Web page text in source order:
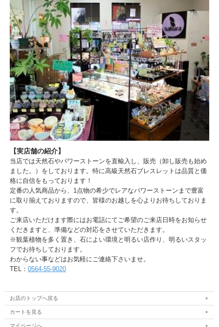
【実店舗の紹介】
当店では天然石やパワーストーンを直輸入し、販売（卸し販売も始め
ました。）をしております。特に高級天然石ブレスレットは品質と価
格に自信をもっております！
定番の人気商品から、1点物の希少でレアなパワーストーンまで豊富
に取り揃えておりますので、皆様のお越しを心よりお待ちしておりま
す。
ご来店いただけます際にはお電話にてご希望のご来店日時をお知らせ
くだきますと、準備などの対応をさせていただきます。
※観葉植物を多く置き、石によい環境と明るい店作り、明るいスタッ
フでお待ちしております。
わからない事などはお気軽にご連絡下さいませ。
TEL： 0564-55-9020
お店のトップへ戻る
カートを見る
マイページへ